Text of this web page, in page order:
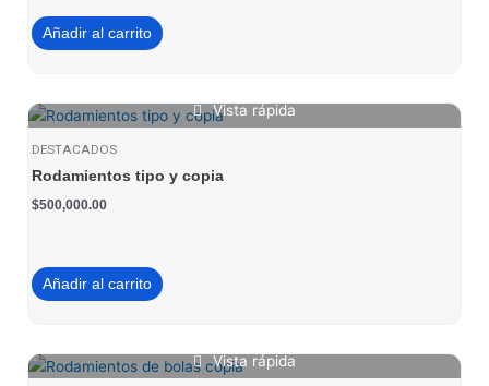
Añadir al carrito
Vista rápida
DESTACADOS
Rodamientos tipo y copia
$500,000.00
Añadir al carrito
Vista rápida